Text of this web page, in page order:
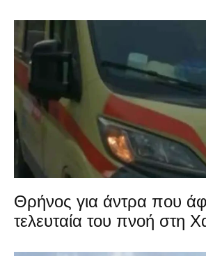
Θρήνος για άντρα που
τελευταία του πνοή στη